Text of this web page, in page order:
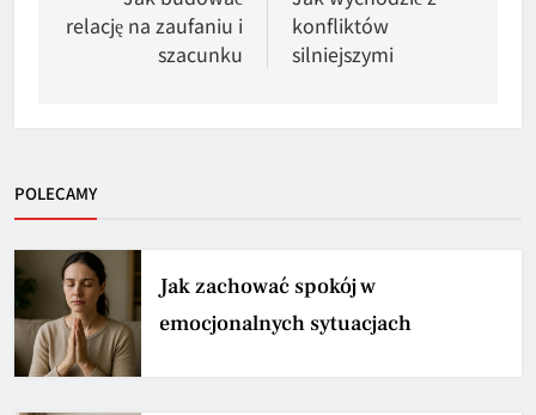
relację na zaufaniu i
szacunku
konfliktów
silniejszymi
POLECAMY
Jak zachować spokój w
emocjonalnych sytuacjach